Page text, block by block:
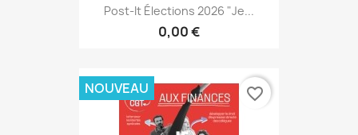
Post-It Élections 2026 "Je...
0,00 €
NOUVEAU favorite_border